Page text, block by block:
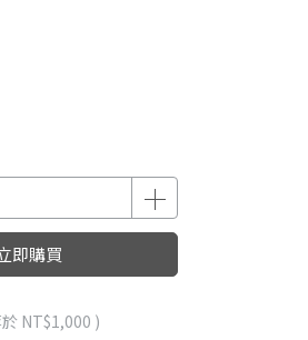
即購買
NT$1,000 )